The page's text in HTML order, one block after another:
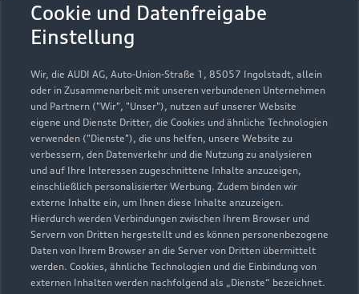
Cookie und Datenfreigabe
Einstellung
Wir, die AUDI AG, Auto-Union-Straße 1, 85057 Ingolstadt, allein
oder in Zusammenarbeit mit unseren verbundenen Unternehmen
und Partnern ("Wir", "Unser"), nutzen auf unserer Website
eigene und Dienste Dritter, die Cookies und ähnliche Technologien
verwenden ("Dienste"), die uns helfen, unsere Website zu
verbessern, den Datenverkehr und die Nutzung zu analysieren
und auf Ihre Interessen zugeschnittene Inhalte anzuzeigen,
einschließlich personalisierter Werbung. Zudem binden wir
externe Inhalte ein, um Ihnen diese Inhalte anzuzeigen.
Hierdurch werden Verbindungen zwischen Ihrem Browser und
Servern von Dritten hergestellt und es können personenbezogene
Daten von Ihrem Browser an die Server von Dritten übermittelt
werden. Cookies, ähnliche Technologien und die Einbindung von
externen Inhalten werden nachfolgend als „Dienste“ bezeichnet.
Senger Lingen Ulrich
Senger GmbH
Autoverkauf
Servicepartner
Audi Gebrauchtwagen :plus
e-tron Service R8